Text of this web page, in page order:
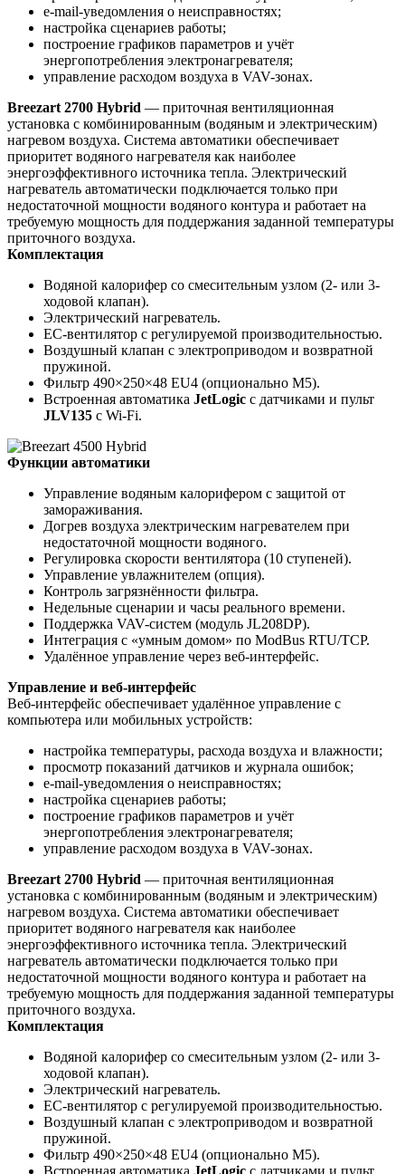
e-mail-уведомления о неисправностях;
настройка сценариев работы;
построение графиков параметров и учёт
энергопотребления электронагревателя;
управление расходом воздуха в VAV-зонах.
Breezart 2700 Hybrid — приточная вентиляционная
установка с комбинированным (водяным и электрическим)
нагревом воздуха. Система автоматики обеспечивает
приоритет водяного нагревателя как наиболее
энергоэффективного источника тепла. Электрический
нагреватель автоматически подключается только при
недостаточной мощности водяного контура и работает на
требуемую мощность для поддержания заданной температуры
приточного воздуха.
Комплектация
Водяной калорифер со смесительным узлом (2- или 3-
ходовой клапан).
Электрический нагреватель.
EC-вентилятор с регулируемой производительностью.
Воздушный клапан с электроприводом и возвратной
пружиной.
Фильтр 490×250×48 EU4 (опционально M5).
Встроенная автоматика JetLogic с датчиками и пульт
JLV135 с Wi-Fi.
Функции автоматики
Управление водяным калорифером с защитой от
замораживания.
Догрев воздуха электрическим нагревателем при
недостаточной мощности водяного.
Регулировка скорости вентилятора (10 ступеней).
Управление увлажнителем (опция).
Контроль загрязнённости фильтра.
Недельные сценарии и часы реального времени.
Поддержка VAV-систем (модуль JL208DP).
Интеграция с «умным домом» по ModBus RTU/TCP.
Удалённое управление через веб-интерфейс.
Управление и веб-интерфейс
Веб-интерфейс обеспечивает удалённое управление с
компьютера или мобильных устройств:
настройка температуры, расхода воздуха и влажности;
просмотр показаний датчиков и журнала ошибок;
e-mail-уведомления о неисправностях;
настройка сценариев работы;
построение графиков параметров и учёт
энергопотребления электронагревателя;
управление расходом воздуха в VAV-зонах.
Breezart 2700 Hybrid — приточная вентиляционная
установка с комбинированным (водяным и электрическим)
нагревом воздуха. Система автоматики обеспечивает
приоритет водяного нагревателя как наиболее
энергоэффективного источника тепла. Электрический
нагреватель автоматически подключается только при
недостаточной мощности водяного контура и работает на
требуемую мощность для поддержания заданной температуры
приточного воздуха.
Комплектация
Водяной калорифер со смесительным узлом (2- или 3-
ходовой клапан).
Электрический нагреватель.
EC-вентилятор с регулируемой производительностью.
Воздушный клапан с электроприводом и возвратной
пружиной.
Фильтр 490×250×48 EU4 (опционально M5).
Встроенная автоматика JetLogic с датчиками и пульт